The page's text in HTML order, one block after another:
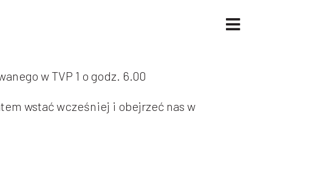
w TVP 1 o godz. 6.00
wstać wcześniej i obejrzeć nas w